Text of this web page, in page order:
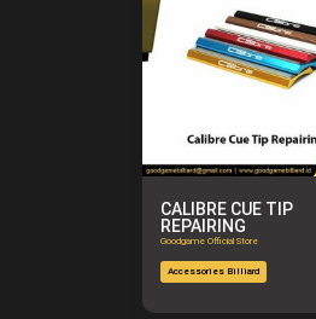
CALIBRE CUE TIP
REPAIRING
Goodgame Official Store
Accessories Billiard